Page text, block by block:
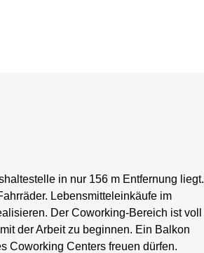
in nur 156 m Entfernung liegt.
Lebensmitteleinkäufe im
Der Coworking-Bereich ist voll
der Arbeit zu beginnen. Ein Balkon
Coworking Centers freuen dürfen.